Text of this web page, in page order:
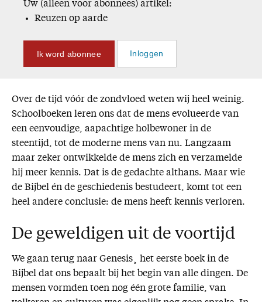
Uw (alleen voor abonnees) artikel:
Reuzen op aarde
Ik word abonnee Inloggen
Over de tijd vóór de zondvloed weten wij heel weinig.
Schoolboeken leren ons dat de mens evolueerde van
een eenvoudige, aapachtige holbewoner in de
steentijd, tot de moderne mens van nu. Langzaam
maar zeker ontwikkelde de mens zich en verzamelde
hij meer kennis. Dat is de gedachte althans. Maar wie
de Bijbel én de geschiedenis bestudeert, komt tot een
heel andere conclusie: de mens heeft kennis verloren.
De geweldigen uit de voortijd
We gaan terug naar Genesis¸ het eerste boek in de
Bijbel dat ons bepaalt bij het begin van alle dingen. De
mensen vormden toen nog één grote familie, van